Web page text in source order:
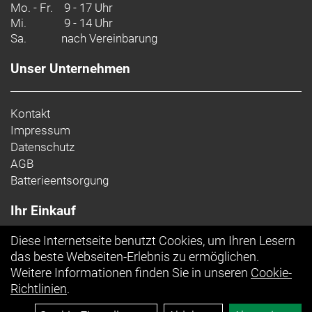
Mo. - Fr. 9 - 17 Uhr
Mi.
9 - 14 Uhr
Sa.
nach Vereinbarung
Unser Unternehmen
Kontakt
Impressum
Datenschutz
AGB
Batterieentsorgung
Ihr Einkauf
Top Artikel
Diese Internetseite benutzt Cookies, um Ihren Lesern
das beste Webseiten-Erlebnis zu ermöglichen.
Weitere Informationen finden Sie in unseren Cookie-
Richtlinien.